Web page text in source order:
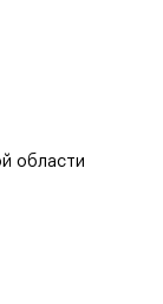
области